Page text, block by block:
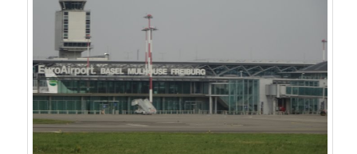
移
動
動